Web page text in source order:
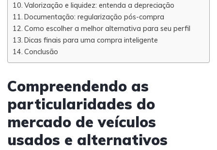
Valorização e liquidez: entenda a depreciação
Documentação: regularização pós-compra
Como escolher a melhor alternativa para seu perfil
Dicas finais para uma compra inteligente
Conclusão
Compreendendo as
particularidades do
mercado de veículos
usados e alternativos